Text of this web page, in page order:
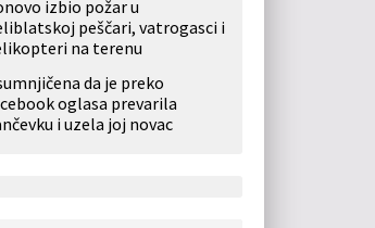
izbio požar u
peščari, vatrogasci i
na terenu
da je preko
oglasa prevarila
i uzela joj novac